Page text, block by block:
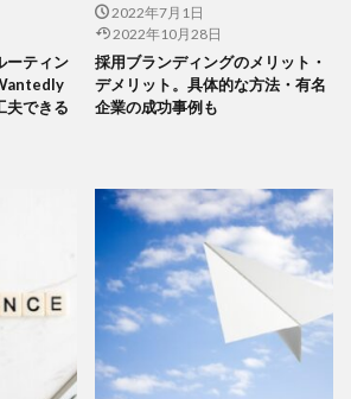
ーティン
夫できる
2022年7月1日
2022年10月28日
採用ブランディングのメリット・
デメリット。具体的な方法・有名
企業の成功事例も